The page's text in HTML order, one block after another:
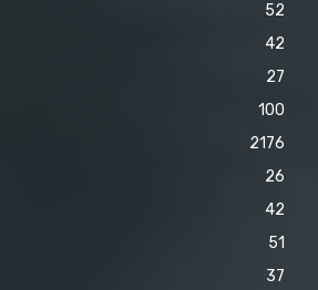
52
42
27
100
2176
26
42
51
37